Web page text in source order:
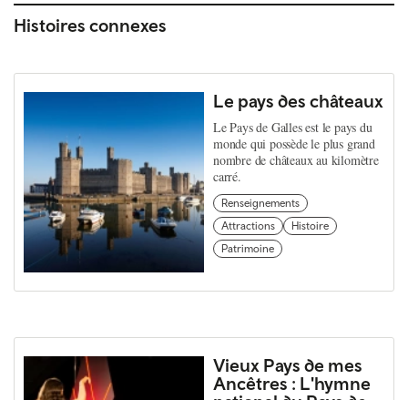
Histoires connexes
Le pays des châteaux
Le Pays de Galles est le pays du
monde qui possède le plus grand
nombre de châteaux au kilomètre
carré.
Renseignements
Attractions
Histoire
Patrimoine
Vieux Pays de mes
Ancêtres : L'hymne